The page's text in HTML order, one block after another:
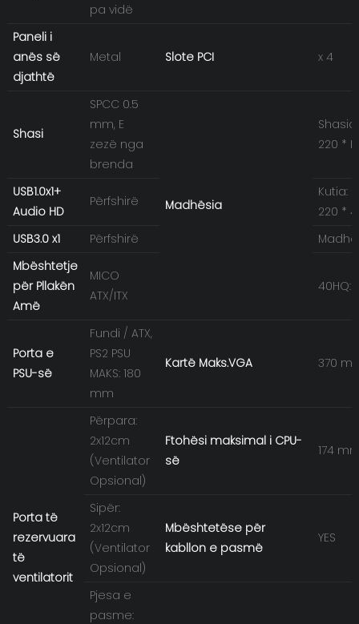
pa vidë
Paneli i
anës së
djathtë
Metal Slote PCI x 4
Shasi
SPCC 0.5
mm, E
zezë nga
brenda
Madhësia
220 *
USB1.0x1+
Audio HD
Përfshirë
Kutia:
220 *
USB3.0 x1
Përfshirë
Mbështetje
për Pllakën
Amë
MICO
ATX/ITX
40HQ:
Porta e
PSU-së
Fundi / ATX,
PS2 PSU
MAKS: 180
mm
Kartë Maks.VGA 370
Porta të
rezervuara
të
ventilatorit
Përpara:
2x12cm
(Ventilator
Opsional)
Ftohësi maksimal i CPU-
së
174
Sipër:
2x12cm
(Ventilator
Opsional)
Mbështetëse për
kabllon e pasmë
YES
Pjesa e
pasme: